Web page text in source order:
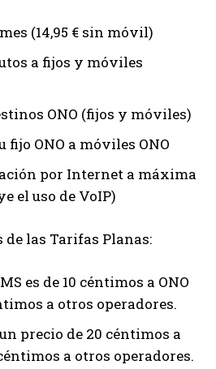
(14,95 € sin móvil)
a fijos y móviles
ONO (fijos y móviles)
fijo ONO a móviles ONO
por Internet a máxima
el uso de VoIP)
las Tarifas Planas:
es de 10 céntimos a ONO
a otros operadores.
precio de 20 céntimos a
a otros operadores.